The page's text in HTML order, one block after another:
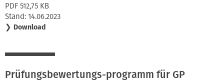
PDF 512,75 KB
Stand: 14.06.2023
❯ Download
Prüfungsbewertungs-programm für GP